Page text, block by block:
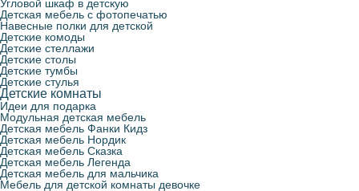
Угловой шкаф в детскую
Детская мебель с фотопечатью
Навесные полки для детской
Детские комоды
Детские стеллажи
Детские столы
Детские тумбы
Детские стулья
Детские комнаты
Идеи для подарка
Модульная детская мебель
Детская мебель Фанки Кидз
Детская мебель Нордик
Детская мебель Сказка
Детская мебель Легенда
Детская мебель для мальчика
Мебель для детской комнаты девочке